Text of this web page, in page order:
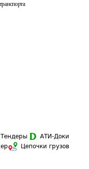
Тендеры
АТИ-Доки
Цепочки грузов